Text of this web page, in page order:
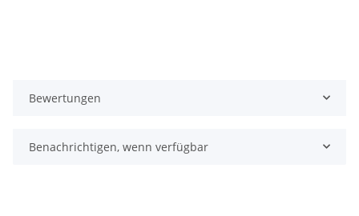
Bewertungen
Benachrichtigen, wenn verfügbar